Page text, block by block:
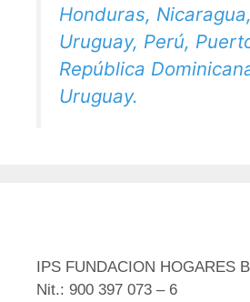
Honduras,
Uruguay, Perú,
República
Uruguay.
IPS FUNDACION HOGARES
Nit.: 900 397 073 – 6